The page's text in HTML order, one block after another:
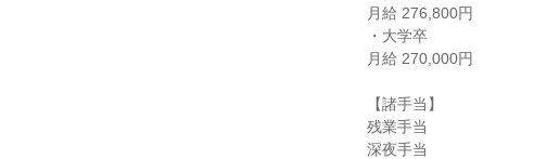
月給 276,800円
・大学卒
月給 270,000円
【諸手当】
残業手当
深夜手当